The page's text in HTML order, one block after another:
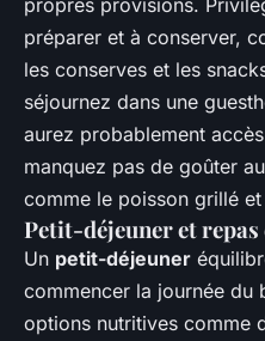
préparer et à conserver,
les conserves et les
séjournez dans une
aurez probablement
manquez pas de goûter
comme le poisson grillé
Petit-déjeuner et
Un petit-déjeuner
commencer la journée du
options nutritives comme